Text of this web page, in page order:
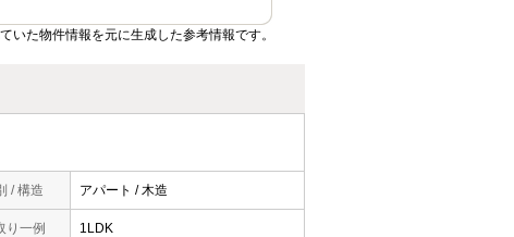
た物件情報を元に生成した参考情報です。
/ 構造 アパート / 木造
り一例 1LDK